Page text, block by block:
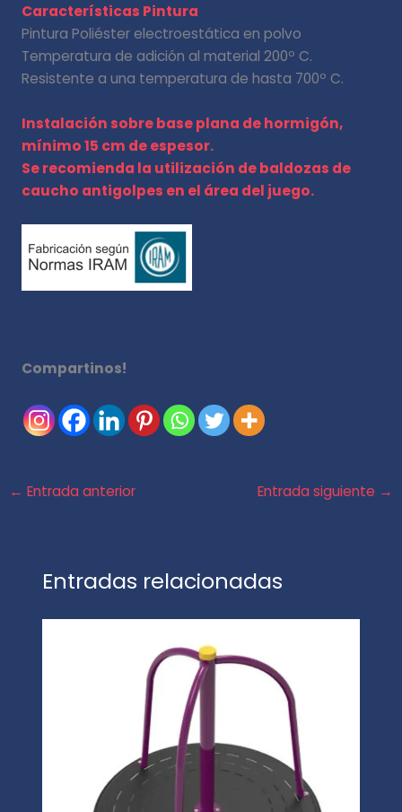
Características Pintura
Pintura Poliéster electroestática en polvo
Temperatura de adición al material 200º C.
Resistente a una temperatura de hasta 700º C.
Instalación sobre base plana de hormigón,
mínimo 15 cm de espesor.
Se recomienda la utilización de baldozas de
caucho antigolpes en el área del juego.
Compartinos!
← Entrada anterior Entrada siguiente →
Entradas relacionadas